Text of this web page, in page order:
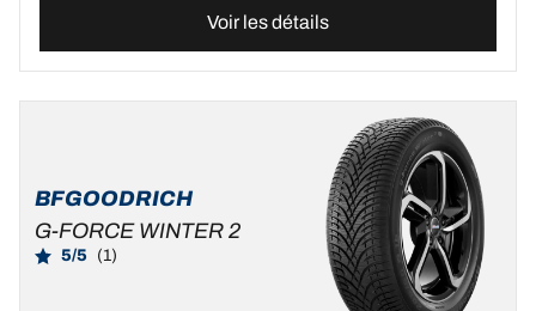
Voir les détails
BFGOODRICH
G-FORCE WINTER 2
5/5 (1)